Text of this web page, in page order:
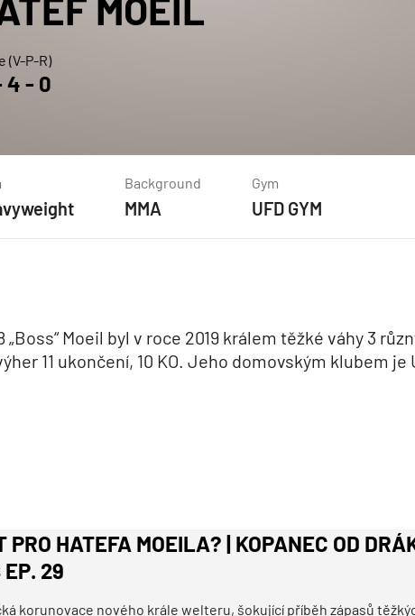
(V-P-R)
4 - 0
Background
MMA
Gym
UFD GYM
„Boss“ Moeil byl v roce 2019 králem těžké váhy 3
11 ukončení, 10 KO. Jeho domovským klubem
PRO HATEFA MOEILA? | KOPANEC OD
EP. 29
korunovace nového krále welteru, šokující příběh zápasů